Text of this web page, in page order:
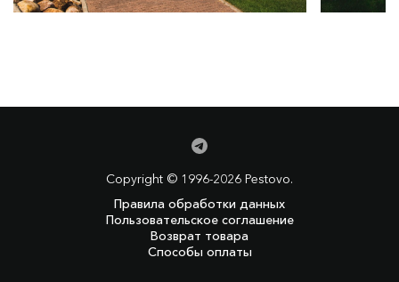
Copyright © 1996-2026 Pestovo.
Способы оплаты
Возврат товара
Пользовательское соглашение
Правила обработки данных